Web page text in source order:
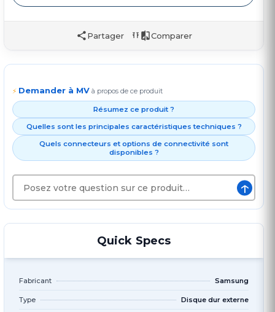
Partager Comparer
⚡ Demander à MV à propos de ce produit
Résumez ce produit ?
Quelles sont les principales caractéristiques techniques ?
Quels connecteurs et options de connectivité sont
disponibles ?
↑
Quick Specs
Fabricant Samsung
Type Disque dur externe